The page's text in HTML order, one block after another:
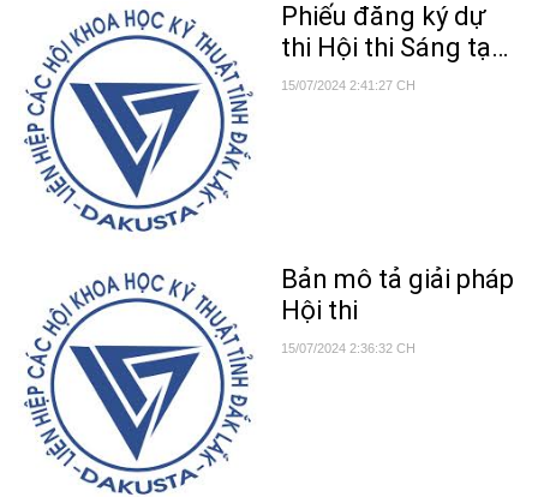
Phiếu đăng ký dự
thi Hội thi Sáng tạo
Kỹ thuật lần thứ X
15/07/2024 2:41:27 CH
Bản mô tả giải pháp
Hội thi
15/07/2024 2:36:32 CH